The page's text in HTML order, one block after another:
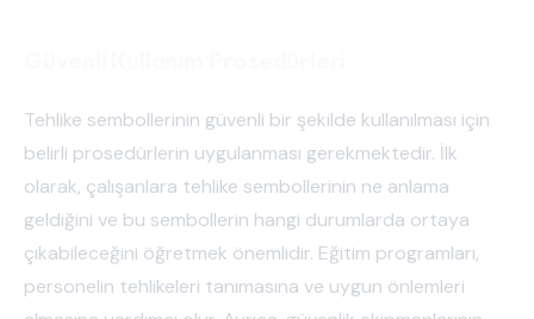
Tehlike sembollerinin güvenli bir şekilde kullanılması için
belirli prosedürlerin uygulanması gerekmektedir. İlk
olarak, çalışanlara tehlike sembollerinin ne anlama
geldiğini ve bu sembollerin hangi durumlarda ortaya
çıkabileceğini öğretmek önemlidir. Eğitim programları,
personelin tehlikeleri tanımasına ve uygun önlemleri